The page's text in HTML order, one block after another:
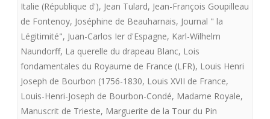
Italie (République d'), Jean Tulard, Jean-François Goupilleau
de Fontenoy, Joséphine de Beauharnais, Journal " la
Légitimité", Juan-Carlos Ier d'Espagne, Karl-Wilhelm
Naundorff, La querelle du drapeau Blanc, Lois
fondamentales du Royaume de France (LFR), Louis Henri
Joseph de Bourbon (1756-1830, Louis XVII de France,
Louis-Henri-Joseph de Bourbon-Condé, Madame Royale,
Manuscrit de Trieste, Marguerite de la Tour du Pin